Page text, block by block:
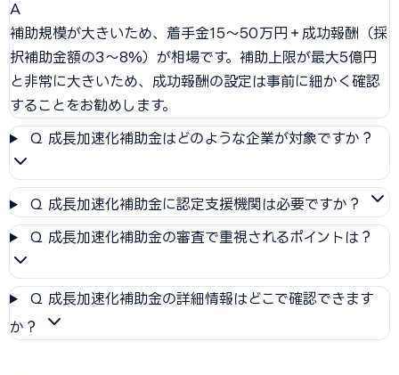
A
補助規模が大きいため、着手金15〜50万円＋成功報酬（採
択補助金額の3〜8%）が相場です。補助上限が最大5億円
と非常に大きいため、成功報酬の設定は事前に細かく確認
することをお勧めします。
Q 成長加速化補助金はどのような企業が対象ですか？
Q 成長加速化補助金に認定支援機関は必要ですか？
Q 成長加速化補助金の審査で重視されるポイントは？
Q 成長加速化補助金の詳細情報はどこで確認できます
か？